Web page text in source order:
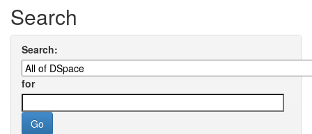
Search
Search:
for